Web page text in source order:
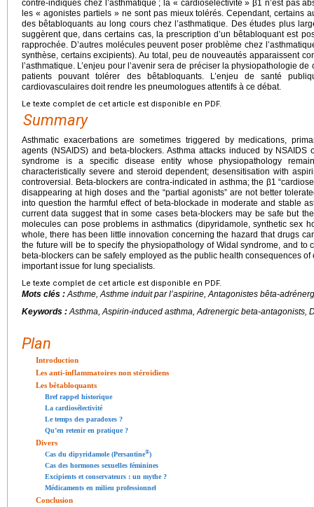
contre-indiqués chez l’asthmatique ; la « cardiosélectivité » β1 n’est pas
les « agonistes partiels » ne sont pas mieux tolérés. Cependant, certains
des bêtabloquants au long cours chez l’asthmatique. Des études plus
suggèrent que, dans certains cas, la prescription d’un bêtabloquant est
rapprochée. D’autres molécules peuvent poser problème chez
synthèse, certains excipients). Au total, peu de nouveautés apparaissent
l’asthmatique. L’enjeu pour l’avenir sera de préciser la physiopathologie
patients pouvant tolérer des bêtabloquants. L’enjeu de santé
cardiovasculaires doit rendre les pneumologues attentifs à ce débat.
Le texte complet de cet article est disponible en PDF.
Summary
Asthmatic exacerbations are sometimes triggered by medications,
agents (NSAIDS) and beta-blockers. Asthma attacks induced by
syndrome is a specific disease entity whose physiopathology
characteristically severe and steroid dependent; desensitisation with
controversial. Beta-blockers are contra-indicated in asthma; the β1
disappearing at high doses and the “partial agonists” are not better
into question the harmful effect of beta-blockade in moderate and stable
current data suggest that in some cases beta-blockers may be safe but
molecules can pose problems in asthmatics (dipyridamole, synthetic sex
whole, there has been little innovation concerning the hazard that drugs
the future will be to specify the physiopathology of Widal syndrome, and to
beta-blockers can be safely employed as the public health consequences
important issue for lung specialists.
Le texte complet de cet article est disponible en PDF.
Mots clés :Asthme, Asthme induit par l’aspirine, Antagonistes bêta-
Keywords :Asthma, Aspirin-induced asthma, Adrenergic beta-antagonists,
Plan
Introduction
Les anti-inflammatoires non stéroidiens
Les bêtabloquants
Bref rappel historique
La cardiosélectivité
Le temps des paradoxes ?
Qu’en retenir en pratique ?
Divers
Cas du dipyridamole (Persantine®)
Cas des hormones sexuelles féminines
Excipients et conservateurs : un mythe ?
Médicaments en milieu professionnel
Conclusion